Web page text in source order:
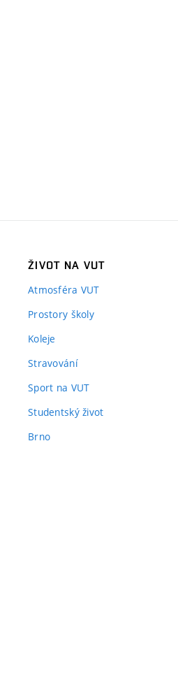
ŽIVOT NA VUT
Atmosféra VUT
Prostory školy
Koleje
Stravování
Sport na VUT
Studentský život
Brno